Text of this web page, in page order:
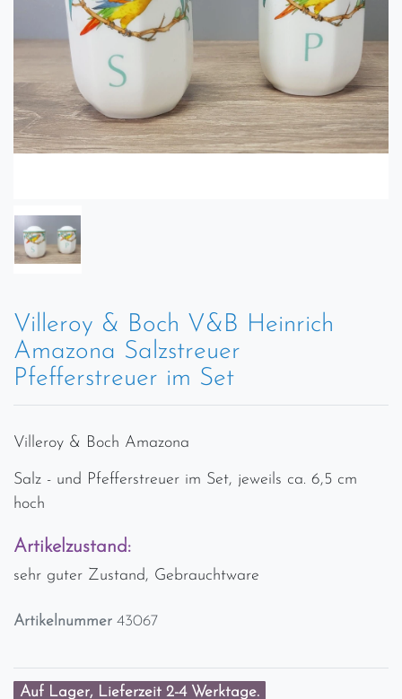
Villeroy & Boch V&B Heinrich
Amazona Salzstreuer
Pfefferstreuer im Set
Villeroy & Boch Amazona
Salz - und Pfefferstreuer im Set, jeweils ca. 6,5 cm
hoch
Artikelzustand:
sehr guter Zustand, Gebrauchtware
Artikelnummer 43067
Auf Lager, Lieferzeit 2-4 Werktage.